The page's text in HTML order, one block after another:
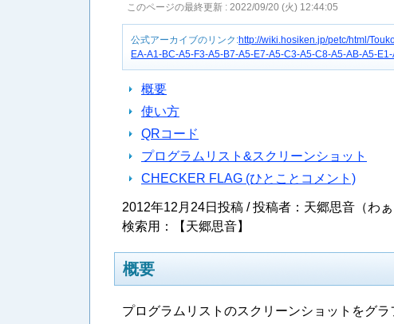
このページの最終更新 : 2022/09/20 (火) 12:44:05
公式アーカイブのリンク:http://wiki.hosiken.jp/petc/html/
EA-A1-BC-A5-F3-A5-B7-A5-E7-A5-C3-A5-C8-A5-AB-A5-
概要
使い方
QRコード
プログラムリスト&スクリーンショット
CHECKER FLAG (ひとことコメント)
2012年12月24日投稿 / 投稿者：天郷思音（わ
検索用：【天郷思音】
概要
プログラムリストのスクリーンショットをグラ